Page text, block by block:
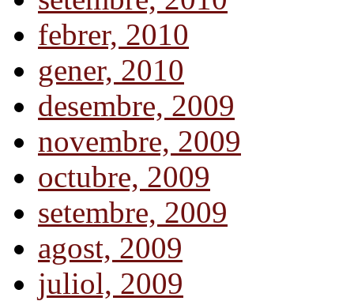
febrer, 2010
gener, 2010
desembre, 2009
novembre, 2009
octubre, 2009
setembre, 2009
agost, 2009
juliol, 2009